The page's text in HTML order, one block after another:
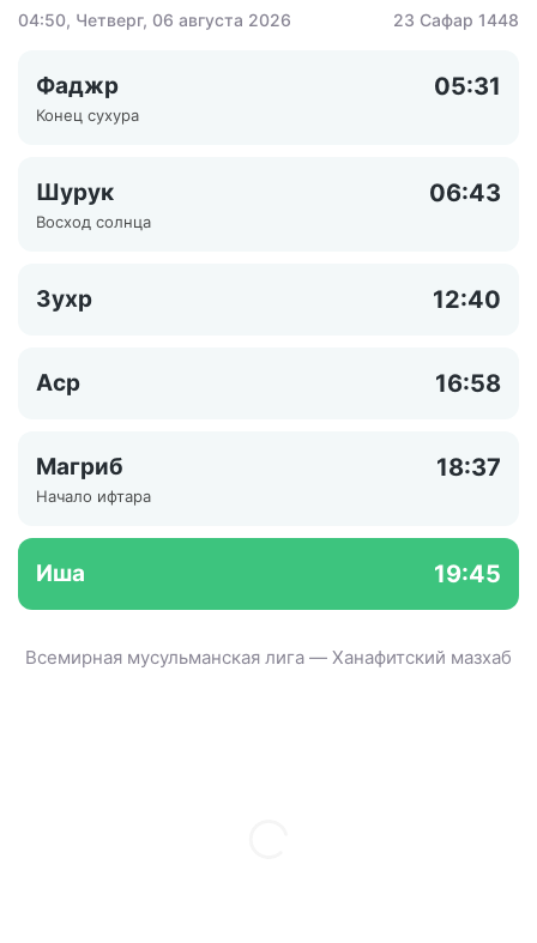
04:50, Четверг, 06 августа 2026 23 Сафар 1448
Фаджр 05:31
Конец сухура
Шурук 06:43
Восход солнца
Зухр 12:40
Аср 16:58
Магриб 18:37
Начало ифтара
Иша 19:45
Всемирная мусульманская лига — Ханафитский мазхаб